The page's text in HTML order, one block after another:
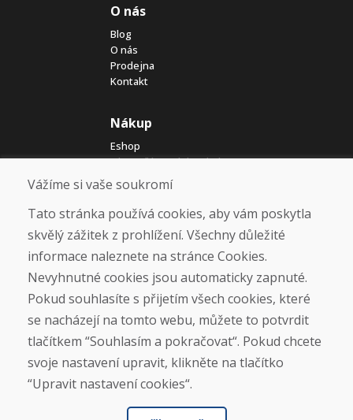
O nás
Blog
O nás
Prodejna
Kontakt
Nákup
Eshop
Jak posíláme elektrokola
Obchodní podmínky
Doprava
Platba
Vrácení a výměna zboží
Ochrana osobních údajů
Cookies
Sociální sítě
Vážíme si vaše soukromí
Tato stránka používá cookies, aby vám poskytla
skvělý zážitek z prohlížení. Všechny důležité
informace naleznete na stránce Cookies.
Nevyhnutné cookies jsou automaticky zapnuté.
Pokud souhlasíte s přijetím všech cookies, které
se nacházejí na tomto webu, můžete to potvrdit
tlačítkem “Souhlasím a pokračovat“. Pokud chcete
svoje nastavení upravit, klikněte na tlačítko
“Upravit nastavení cookies“.